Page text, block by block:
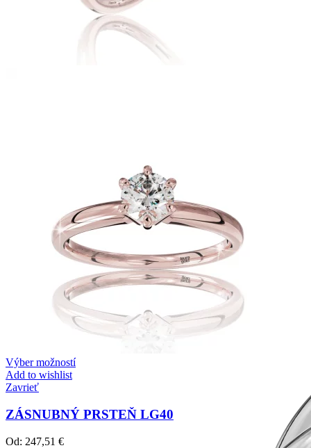
Výber možností
Add to wishlist
Zavrieť
ZÁSNUBNÝ PRSTEŇ LG40
Od: 247,51 €